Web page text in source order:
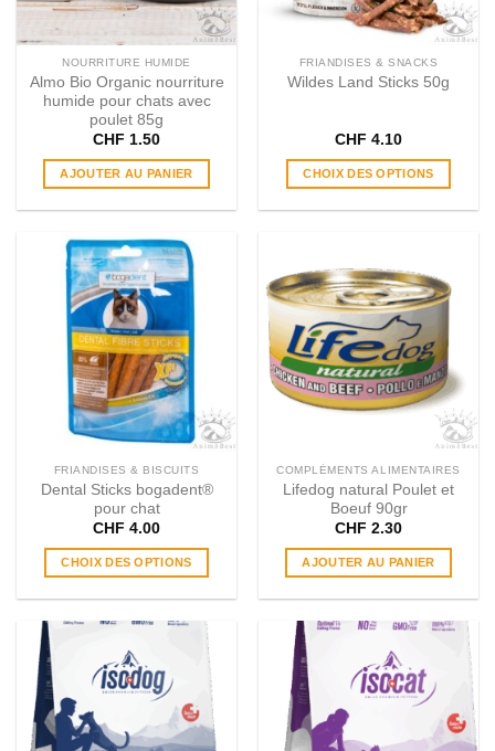
sur
la
page
du
NOURRITURE HUMIDE
Almo Bio Organic nourriture
humide pour chats avec
poulet 85g
CHF 1.50
AJOUTER AU PANIER
FRIANDISES & SNACKS
Wildes Land Sticks 50g
CHF 4.10
CHOIX DES OPTIONS
plusieurs
variations.
Les
options
peuvent
être
choisies
page
du
produit
FRIANDISES & BISCUITS
Dental Sticks bogadent®
pour chat
CHF 4.00
CHOIX DES OPTIONS
plusieurs
variations.
Les
options
peuvent
COMPLÉMENTS ALIMENTAIRES
Lifedog natural Poulet et
Boeuf 90gr
CHF 2.30
AJOUTER AU PANIER